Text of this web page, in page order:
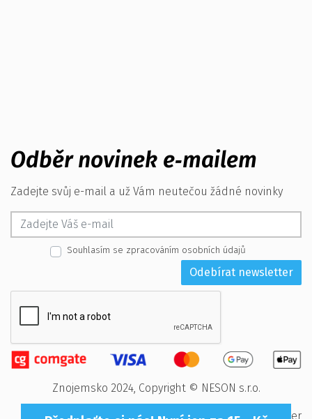
Odběr novinek e‑mailem
Zadejte svůj e-mail a už Vám neutečou žádné novinky
Souhlasím se zpracováním osobních údajů
Odebírat newsletter
Znojemsko 2024, Copyright © NESON s.r.o.
eclair design| Pagebuilder